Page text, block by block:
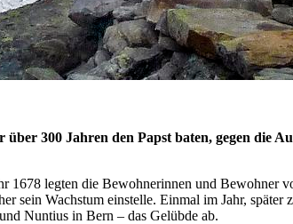
300 Jahren den Papst baten, gegen die
legten die Bewohnerinnen und Bewohner
sein Wachstum einstelle. Einmal im Jahr, später
Nuntius in Bern – das Gelübde ab.